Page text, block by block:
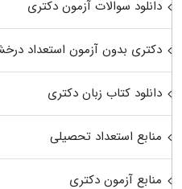
دانلود سوالات آزمون دکتری
دکتری بدون آزمون استعداد
دانلود کتاب زبان دکتری
منابع استعداد تحصیلی
منابع آزمون دکتری